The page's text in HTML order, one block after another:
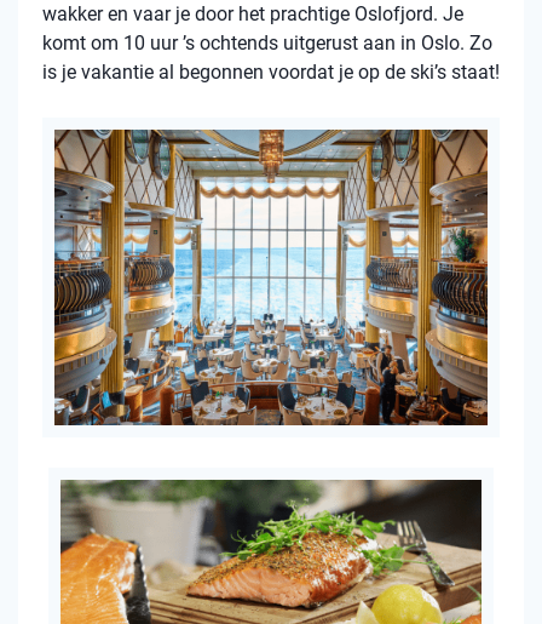
wakker en vaar je door het prachtige Oslofjord. Je
komt om 10 uur ’s ochtends uitgerust aan in Oslo. Zo
is je vakantie al begonnen voordat je op de ski’s staat!